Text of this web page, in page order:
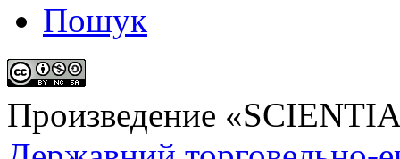
Пошук
Произведение «